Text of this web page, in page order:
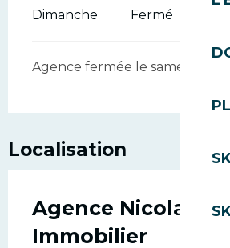
Dimanche Fermé
Agence fermée le samedi hors
Localisation
Agence Nicolas
Immobilier